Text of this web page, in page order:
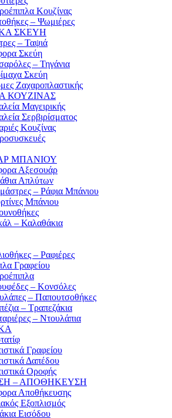
Κουζίνας
– Ψωμιέρες
ΣΚΕΥΗ
– Ταψιά
Σκεύη
– Τηγάνια
Σκεύη
Ζαχαροπλαστικής
ΚΟΥΖΙΝΑΣ
Μαγειρικής
Σερβιρίσματος
Κουζίνας
ΜΠΑΝΙΟΥ
Αξεσουάρ
Απλύτων
– Ράφια Μπάνιου
Μπάνιου
– Καλαθάκια
– Ραφιέρες
Γραφείου
– Κονσόλες
– Παπουτσοθήκες
– Τραπεζάκια
– Ντουλάπια
Γραφείου
Δαπέδου
Οροφής
– ΑΠΟΘΗΚΕΥΣΗ
Αποθήκευσης
Εξοπλισμός
Εισόδου